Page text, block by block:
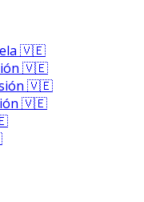
🇻🇪
🇻🇪
🇻🇪
🇻🇪